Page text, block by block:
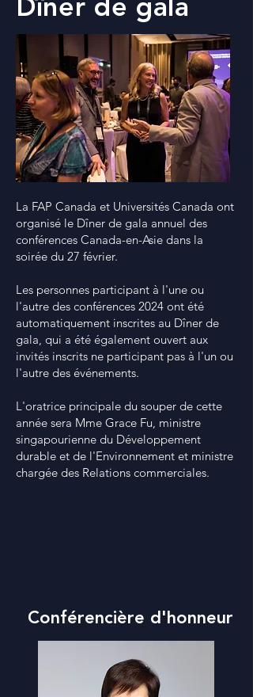
Dîner de gala
La FAP Canada et Universités Canada ont
organisé le Dîner de gala annuel des
conférences Canada-en-Asie dans la
soirée du 27 février.
Les personnes participant à l'une ou
l'autre des conférences 2024 ont été
automatiquement inscrites au Dîner de
gala, qui a été également ouvert aux
invités inscrits ne participant pas à l'un ou
l'autre des événements.
L'oratrice principale du souper de cette
année sera Mme Grace Fu, ministre
singapourienne du Développement
durable et de l'Environnement et ministre
chargée des Relations commerciales.
Conférencière d'honneur